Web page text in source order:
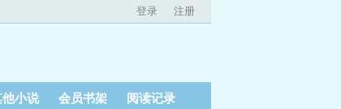
登录 注册
他小说 会员书架 阅读记录